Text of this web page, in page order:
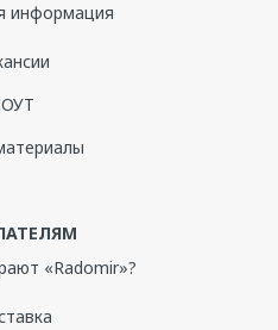
информация
«Radomir»?